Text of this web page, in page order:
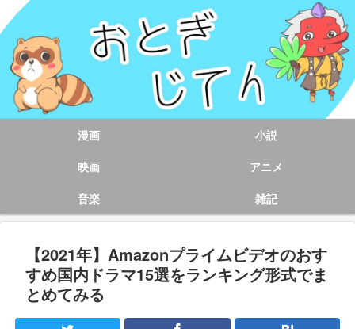
漫画
小説
映画
アニメ
音楽
雑記
【2021年】Amazonプライムビデオのおす
すめ国内ドラマ15選をランキング形式でま
とめてみる